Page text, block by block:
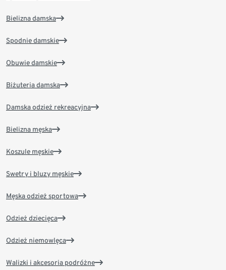
Bielizna damska
Spodnie damskie
Obuwie damskie
Biżuteria damska
Damska odzież rekreacyjna
Bielizna męska
Koszule męskie
Swetry i bluzy męskie
Męska odzież sportowa
Odzież dziecięca
Odzież niemowlęca
Walizki i akcesoria podróżne